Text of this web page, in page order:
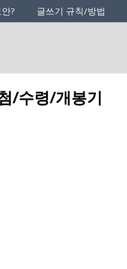
? 글쓰기 규칙/방법
/수령/개봉기